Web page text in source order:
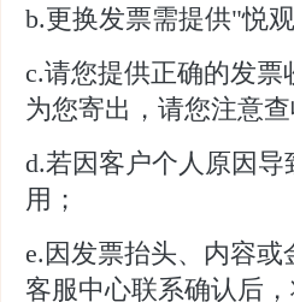
b.更换发票需提供"悦
c.请您提供正确的发
为您寄出，请您注意查
d.若因客户个人原因
用；
e.因发票抬头、内容
客服中心联系确认后